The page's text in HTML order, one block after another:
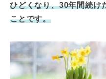
ひどくなり、30年間続け
ことです。